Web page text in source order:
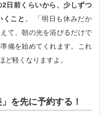
2日前くらいから、少しずつ
くこと 。 「明日も休みだか
て、朝の光を浴びるだけで
備を始めてくれます。これ
ど軽くなりますよ。
を先に予約する！